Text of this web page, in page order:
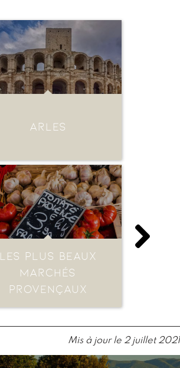
ARLES
LES PLUS BEAUX
MARCHÉS
PROVENÇAUX
Mis à jour le 2 juillet 2021